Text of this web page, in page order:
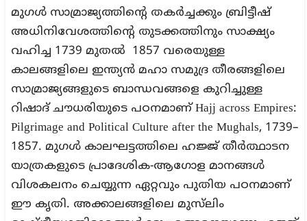
മുഗൾ സാമ്രാജ്യത്തിന്റെ തകർച്ചക്കും ബ്രിട്ടീഷ്
അധിനിവേശത്തിന്റെ തുടക്കത്തിനും സാക്ഷ്യം
വഹിച്ച 1739 മുതൽ 1857 വരെയുള്ള
കാലങ്ങളിലെ ഇന്ത്യൻ മഹാ സമുദ്ര തീരങ്ങളിലെ
സാമ്രാജ്യങ്ങളുടെ ബാന്ധവങ്ങളെ കുറിച്ചുള്ള
റിഷാദ് ചൗധരിയുടെ പഠനമാണ് Hajj across Empires:
Pilgrimage and Political Culture after the Mughals, 1739–
1857. മുഗൾ കാലഘട്ടത്തിലെ ഹജ്ജ് തീർത്ഥാടന
യാത്രകളുടെ പ്രാദേശിക-ആഗോള മാനങ്ങൾ
വിശകലനം ചെയ്യുന്ന ഏറ്റവും പുതിയ പഠനമാണ്
ഈ കൃതി. അക്കാലങ്ങളിലെ മുസ്‌ലിം